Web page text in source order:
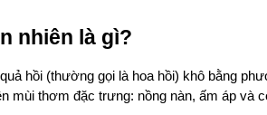
nhiên là gì?
hồi (thường gọi là hoa hồi) khô bằng
mùi thơm đặc trưng: nồng nàn, ấm áp và